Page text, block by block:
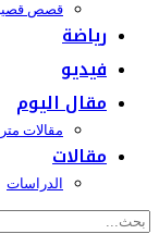
قصص
رياضة
فيديو
مقال اليوم
مقالات
مقالات
الدراسات